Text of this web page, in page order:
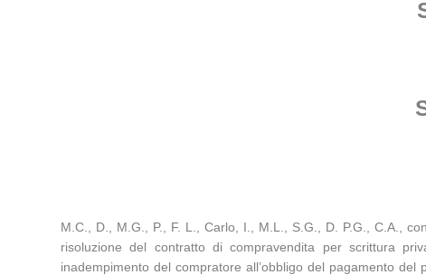
M.C., D., M.G., P., F. L., Carlo, I., M.L., S.G., D. P.G., C.A.,
risoluzione del contratto di compravendita per scrittura
inadempimento del compratore all’obbligo del pagamento